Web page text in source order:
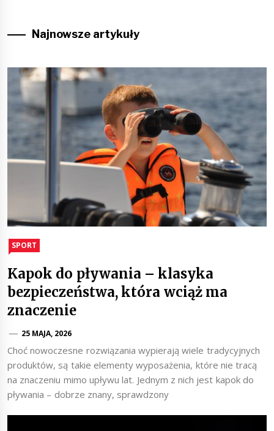
Najnowsze artykuły
SPORT
Kapok do pływania – klasyka
bezpieczeństwa, która wciąż ma
znaczenie
25 MAJA, 2026
Choć nowoczesne rozwiązania wypierają wiele tradycyjnych
produktów, są takie elementy wyposażenia, które nie tracą
na znaczeniu mimo upływu lat. Jednym z nich jest kapok do
pływania – dobrze znany, sprawdzony